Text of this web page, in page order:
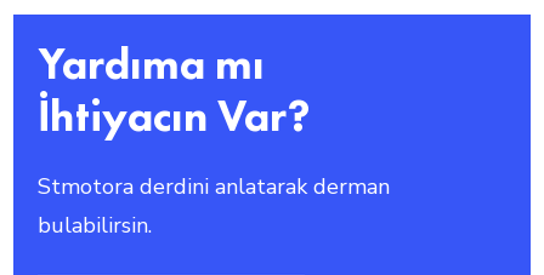
Yardıma mı
İhtiyacın Var?
Stmotora derdini anlatarak derman
bulabilirsin.